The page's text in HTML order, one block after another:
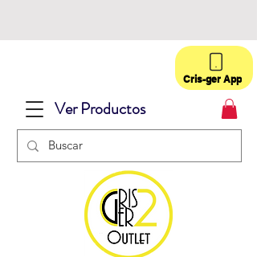
Ver Productos
Cris-ger App